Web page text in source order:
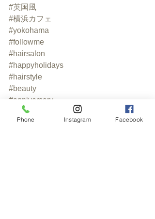
#英国風
#横浜カフェ
#yokohama
#followme
#hairsalon
#happyholidays
#hairstyle
#beauty
#anniversary
#haircut
#hairandcafemat
Phone Instagram Facebook